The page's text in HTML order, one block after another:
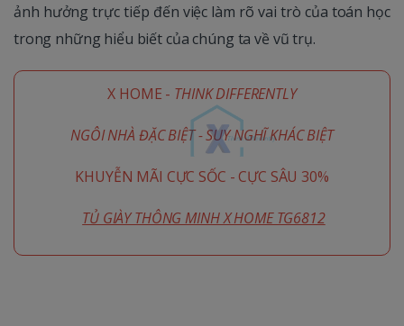
ảnh hưởng trực tiếp đến việc làm rõ vai trò của toán học
trong những hiểu biết của chúng ta về vũ trụ.
X HOME - THINK DIFFERENTLY
NGÔI NHÀ ĐẶC BIỆT - SUY NGHĨ KHÁC BIỆT
KHUYỄN MÃI CỰC SỐC - CỰC SÂU 30%
TỦ GIÀY THÔNG MINH X HOME TG6812